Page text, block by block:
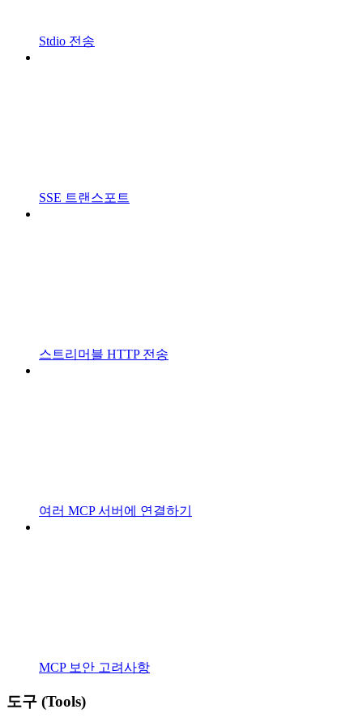
Stdio 전송
SSE 트랜스포트
스트리머블 HTTP 전송
여러 MCP 서버에 연결하기
MCP 보안 고려사항
도구 (Tools)